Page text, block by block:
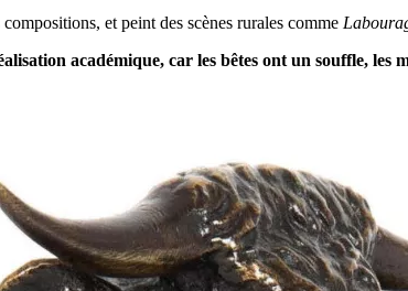
et peint des scènes rurales comme
académique, car les bêtes ont un souffle,